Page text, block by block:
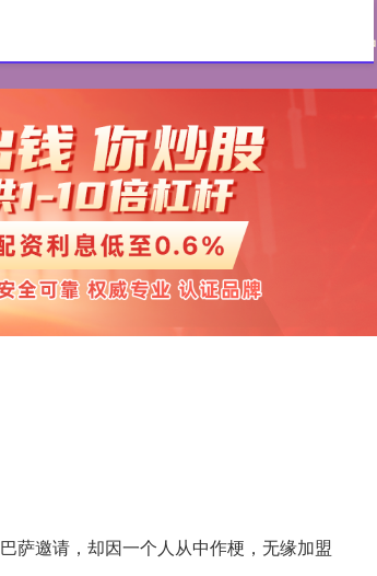
实盘配资开户
萨邀请，却因一个人从中作梗，无缘加盟